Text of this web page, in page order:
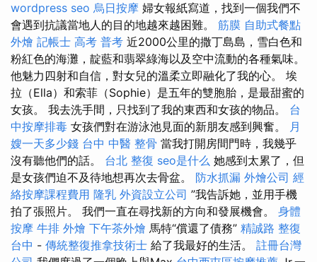
wordpress seo 烏日按摩 婦女報紙寫道，找到一個我們不
會遇到抗議當地人的目的地越來越困難。 筋膜 自助式餐點
外燴 記帳士 高考 普考 近2000公里的撒丁島島，雪白色和
粉紅色的海灘，靛藍和翡翠綠海以及空中流動的各種氣味。
他魅力四射和自信，對女兒的溫柔立即融化了我的心。 埃
拉（Ella）和索菲（Sophie）是五年的雙胞胎，是最甜蜜的
女孩。 我去洗手間，只找到了我的東西和女孩的物品。 台
中按摩排毒 女孩們對在游泳池見面的新朋友感到興奮。 月
嫂一天多少錢 台中 中醫 整骨 當我打開房間門時，我幾乎
沒有聽他們的話。 台北 整復 seo是什么 她感到太累了，但
是女孩們迫不及待地想再次去骨盆。 防水抓漏 外燴公司 經
絡按摩課程費用 隆乳 外資設立公司 ”我告訴她，並用手機
拍了張照片。 我們一直在尋找新的方向和發展機會。 身體
按摩 牛排 外燴 下午茶外燴 馬特“償還了債務” 精誠路 整復
台中 - 傳統整復推拿技術士 給了我最好的生活。 註冊台灣